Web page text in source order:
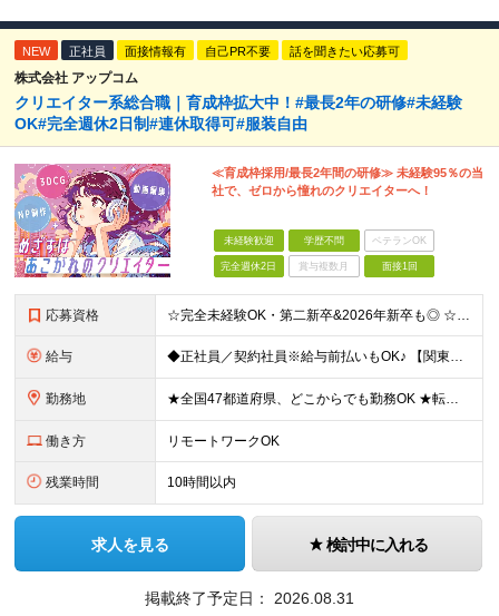
NEW 正社員 面接情報有 自己PR不要 話を聞きたい応募可
株式会社 アップコム
クリエイター系総合職｜育成枠拡大中！#最長2年の研修#未経験
OK#完全週休2日制#連休取得可#服装自由
≪育成枠採用/最長2年間の研修≫ 未経験95％の当
社で、ゼロから憧れのクリエイターへ！
未経験歓迎 学歴不問 ベテランOK
完全週休2日 賞与複数月 面接1回
応募資格 ☆完全未経験OK・第二新卒&2026年新卒も◎ ☆社員の7割が20代 ☆経歴・ブランク不問 ※学歴不問 …━━━━━━━━━━ 未経験スタート前提のポテンシャル採用です。 毎月全国で複数人を採用して
給与 ◆正社員／契約社員※給与前払いもOK♪ 【関東（一都三県）】 月給25万円～ ※固定残業代（月20時間分／月3万2383円）を含む。超過分は別途支給。 ※試用期間中の給与は月給22万円～ 【関東（北
勤務地 ★全国47都道府県、どこからでも勤務OK ★転勤なし！腰を据えて活躍◎ ★マイカー通勤OK（拠点による） ★業務に慣れたら、ゆくゆくはリモート併用やフルリモートも可能 全国のお客様先にて勤務していた
働き方 リモートワークOK
残業時間 10時間以内
求人を見る 検討中に入れる
掲載終了予定日： 2026.08.31